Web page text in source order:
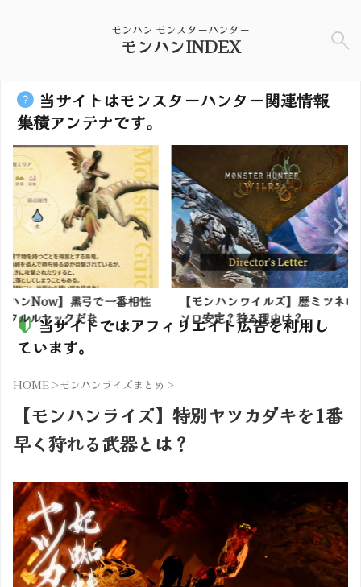
モンハン モンスターハンター
モンハンINDEX
当サイトはモンスターハンター関連情報
集積アンテナです。
一番相性
【モンハンワイルズ】歴ミツネは
ソロ安定？狩る理由は？
【モンハ
クでインナ
当サイトではアフィリエイト広告を利用し
ています。
HOME >モンハンライズまとめ >
【モンハンライズ】特別ヤツカダキを1番
早く狩れる武器とは？